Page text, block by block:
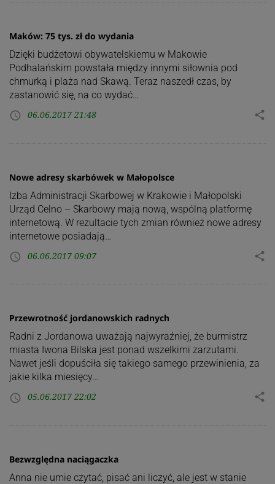
Maków: 75 tys. zł do wydania
Dzięki budżetowi obywatelskiemu w Makowie
Podhalańskim powstała między innymi siłownia pod
chmurką i plaża nad Skawą. Teraz naszedł czas, by
zastanowić się, na co wydać…
access_time 06.06.2017 21:48 share
Nowe adresy skarbówek w Małopolsce
Izba Administracji Skarbowej w Krakowie i Małopolski
Urząd Celno – Skarbowy mają nową, wspólną platformę
internetową. W rezultacie tych zmian również nowe adresy
internetowe posiadają…
access_time 06.06.2017 09:07 share
Przewrotność jordanowskich radnych
Radni z Jordanowa uważają najwyraźniej, że burmistrz
miasta Iwona Bilska jest ponad wszelkimi zarzutami.
Nawet jeśli dopuściła się takiego samego przewinienia, za
jakie kilka miesięcy…
access_time 05.06.2017 22:02 share
Bezwzględna naciągaczka
Anna nie umie czytać, pisać ani liczyć, ale jest w stanie